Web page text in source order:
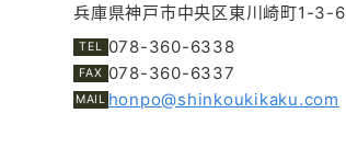
兵庫県神戸市中央区東川崎町1-3-6
078-360-6338
078-360-6337
honpo@shinkoukikaku.com